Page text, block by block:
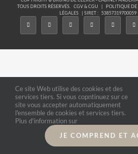
TOUS DROITS RÉSERVÉS.
CGV & CGU | POLITIQUE
LÉGALES
| SIRET : 53857319700059
Ce site Web utilise des cookies et des
services tiers. Si vous copntinuez sur ce
site vous accepter automatiquement
l'ensemble de cookies et services tiers.
Plus d'information sur
JE COMPREND ET